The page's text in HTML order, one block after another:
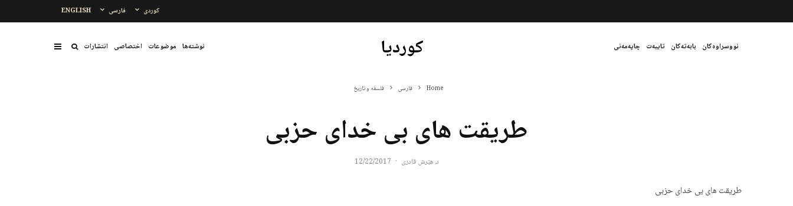
ENGLISH فارسی کوردی
نووسراوەکان بابەتەکان تایبەت چاپەمەنی کوردیا نوشتەها موضوعات اختصاصی انتشارات
Home فارسی فلسفه و تاریخ
طریقت های بی خدای حزبی
د. هێرش قادری ·
12/22/2017
طریقت های بی خدای حزبی